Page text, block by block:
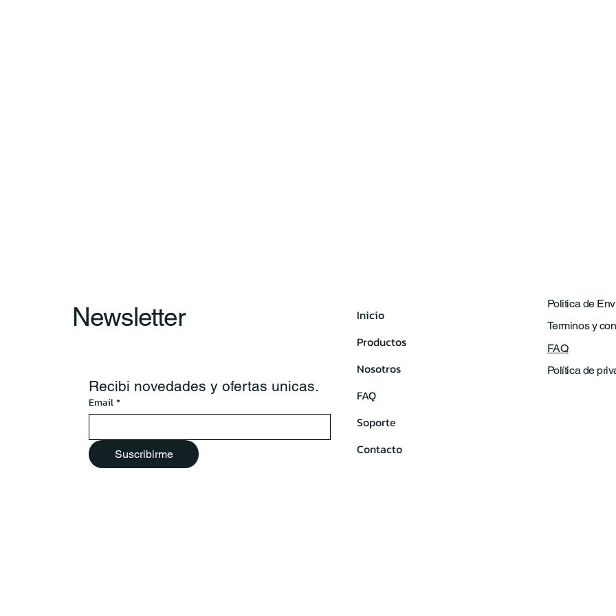
Newsletter
Recibi novedades y ofertas unicas.
Email *
Suscribirme
Politica de
Terminos y
FAQ
Política de
Inicio
Productos
Nosotros
FAQ
Soporte
Contacto